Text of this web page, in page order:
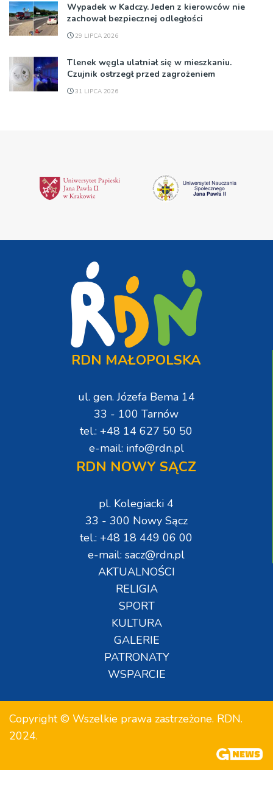
Wypadek w Kadczy. Jeden z kierowców nie
zachował bezpiecznej odległości
29 LIPCA 2026
Tlenek węgla ulatniał się w mieszkaniu.
Czujnik ostrzegł przed zagrożeniem
31 LIPCA 2026
RDN MAŁOPOLSKA
ul. gen. Józefa Bema 14
33 - 100 Tarnów
tel.: +48 14 627 50 50
e-mail: info@rdn.pl
RDN NOWY SĄCZ
pl. Kolegiacki 4
33 - 300 Nowy Sącz
tel.: +48 18 449 06 00
e-mail: sacz@rdn.pl
AKTUALNOŚCI
RELIGIA
SPORT
KULTURA
GALERIE
PATRONATY
WSPARCIE
Copyright © Wszelkie prawa zastrzeżone. RDN.
2024.